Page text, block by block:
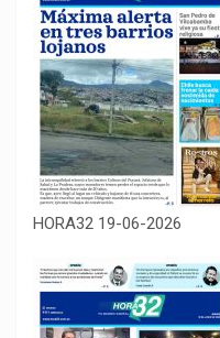
HORA32 19-06-2026